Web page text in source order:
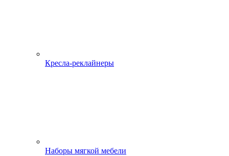
Кресла-реклайнеры
Наборы мягкой мебели